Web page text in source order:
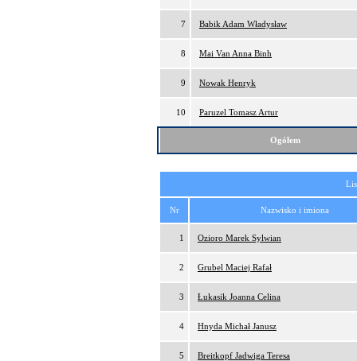
7 Babik Adam Władysław
8 Mai Van Anna Binh
9 Nowak Henryk
10 Paruzel Tomasz Artur
Ogółem
Nr Nazwisko i imiona
1 Ozioro Marek Sylwian
2 Grubel Maciej Rafał
3 Łukasik Joanna Celina
4 Hnyda Michał Janusz
5 Breitkopf Jadwiga Teresa